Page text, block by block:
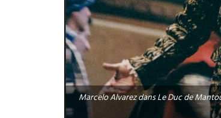
Marcelo Alvarez dans Le Duc de